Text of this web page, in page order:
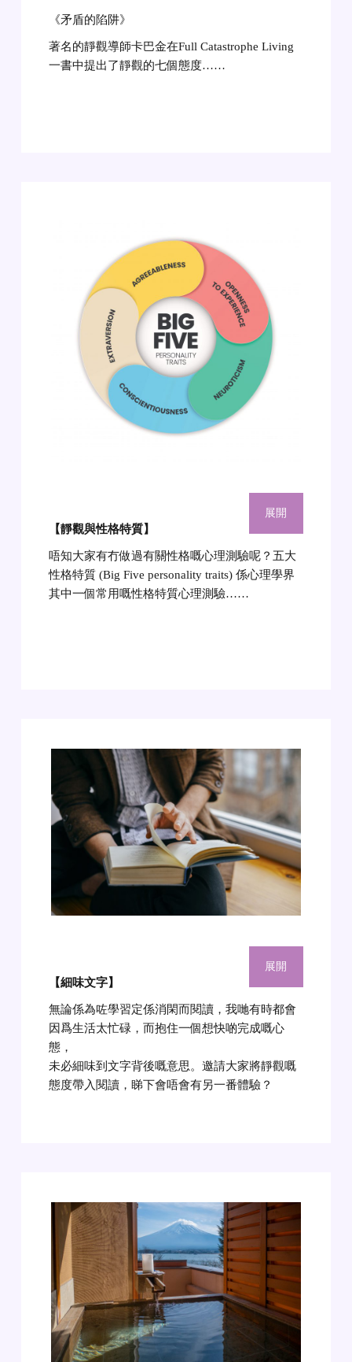
《矛盾的陷阱》
著名的靜觀導師卡巴金在Full Catastrophe Living
一書中提出了靜觀的七個態度……
【靜觀與性格特質】
唔知大家有冇做過有關性格嘅心理測驗呢？五大
性格特質 (Big Five personality traits) 係心理學界
其中一個常用嘅性格特質心理測驗……
展開
【細味文字】
無論係為咗學習定係消閑而閱讀，我哋有時都會
因爲生活太忙碌，而抱住一個想快啲完成嘅心
態，
未必細味到文字背後嘅意思。邀請大家將靜觀嘅
態度帶入閱讀，睇下會唔會有另一番體驗？
展開